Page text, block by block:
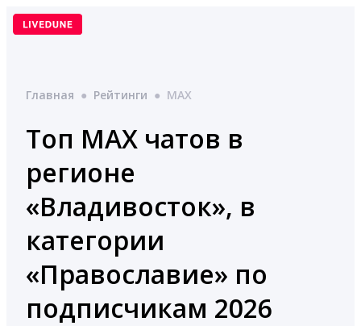
Перейти
Главная ● Рейтинги ● MAX
Топ MAX чатов в
регионе
«Владивосток», в
категории
«Православие» по
подписчикам 2026